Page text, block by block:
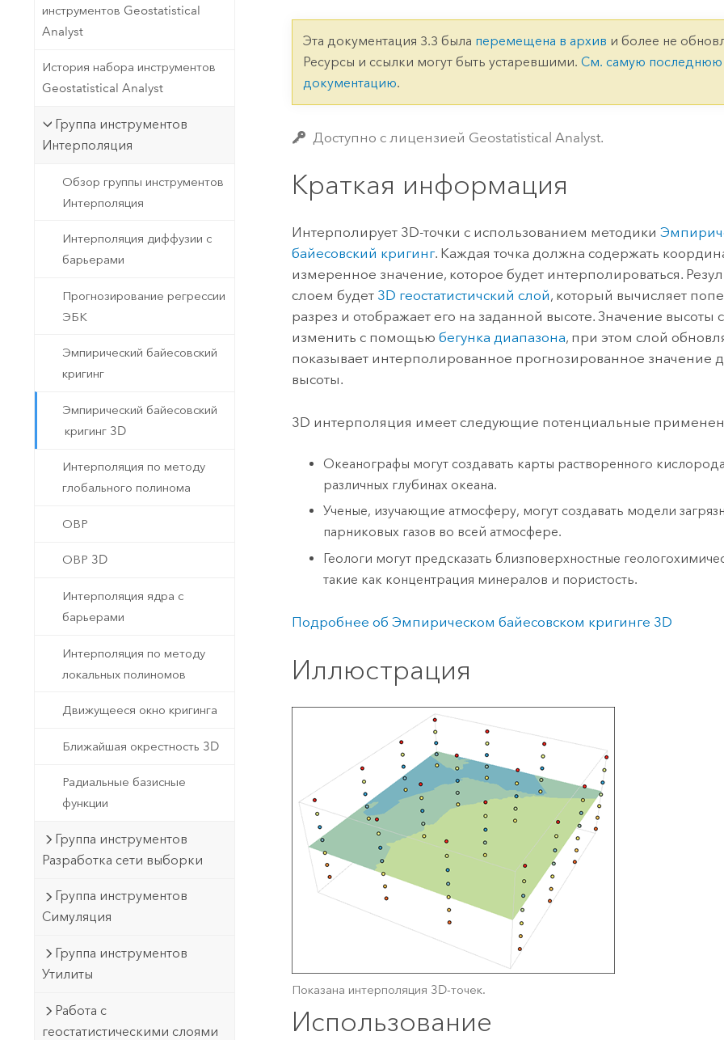
Фундаментальная система для
Технология Developer
Создание картографических
пространственного анализа
Все продукты
Природные ресурсы
Все отрасли
технологий
инструментов Geostatistical
Analyst
История набора инструментов
Geostatistical Analyst
Группа инструментов
Интерполяция
Обзор группы инструментов
Интерполяция
Интерполяция диффузии с
барьерами
Прогнозирование регрессии
ЭБК
Эмпирический байесовский
кригинг
Эмпирический байесовский
кригинг 3D
Интерполяция по методу
глобального полинома
ОВР
ОВР 3D
Интерполяция ядра с
барьерами
Интерполяция по методу
локальных полиномов
Движущееся окно кригинга
Ближайшая окрестность 3D
Радиальные базисные
функции
Группа инструментов
Разработка сети выборки
Группа инструментов
Симуляция
Группа инструментов
Утилиты
Работа с
геостатистическими слоями
Эта документация 3.3 была перемещена в архив и более не
Ресурсы и ссылки могут быть устаревшими.См. самую последнюю
документацию.
Доступно с лицензией Geostatistical Analyst.
Краткая информация
Интерполирует 3D-точки с использованием методики
байесовский кригинг. Каждая точка должна содержать
измеренное значение, которое будет интерполироваться.
слоем будет 3D геостатистичский слой, который вычисляет
разрез и отображает его на заданной высоте. Значение высоты
изменить с помощьюбегунка диапазона, при этом слой
показывает интерполированное прогнозированное значение
высоты.
3D интерполяция имеет следующие потенциальные
Океанографы могут создавать карты растворенного
различных глубинах океана.
Ученые, изучающие атмосферу, могут создавать модели
парниковых газов во всей атмосфере.
Геологи могут предсказать близповерхностные
такие как концентрация минералов и пористость.
Подробнее об Эмпирическом байесовском кригинге 3D
Иллюстрация
Показана интерполяция 3D-точек.
Использование